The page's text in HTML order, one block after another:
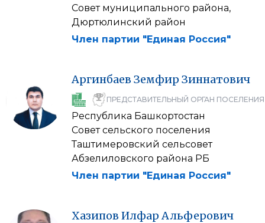
Совет муниципального района,
Дюртюлинский район
Член партии "Единая Россия"
Аргинбаев Земфир Зиннатович
ПРЕДСТАВИТЕЛЬНЫЙ ОРГАН ПОСЕЛЕНИЯ
Республика Башкортостан
Совет сельского поселения
Таштимеровский сельсовет
Абзелиловского района РБ
Член партии "Единая Россия"
Хазипов Илфар Альферович